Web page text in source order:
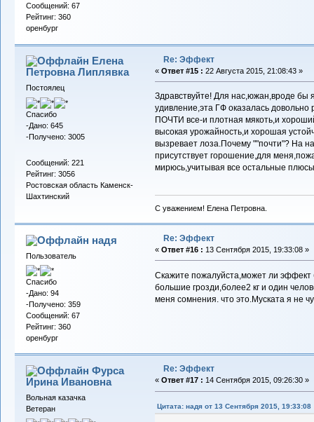
Сообщений: 67
Рейтинг: 360
оренбург
Елена
Петровна Липлявка
Постоялец
Спасибо
-Дано: 645
-Получено: 3005
Сообщений: 221
Рейтинг: 3056
Ростовская область Каменск-
Шахтинский
Re: Эффект
« Ответ #15 : 22 Августа 2015, 21:08:43 »
Здравствуйте! Для нас,южан,вроде
удивление,эта ГФ оказалась
ПОЧТИ все-и плотная мякоть,и
высокая урожайность,и хорошая
вызревает лоза.Почему ""почти"? На
присутствует горошение,для
мирюсь,учитывая все остальные
С уважением! Елена Петровна.
надя
Пользователь
Спасибо
-Дано: 94
-Получено: 359
Сообщений: 67
Рейтинг: 360
оренбург
Re: Эффект
« Ответ #16 : 13 Сентября 2015, 19:33:08 »
Скажите пожалуйста,может ли эффект
большие грозди,более2 кг и один
меня сомнения. что это.Муската я не
Фурса
Ирина Ивановна
Вольная казачка
Ветеран
Re: Эффект
« Ответ #17 : 14 Сентября 2015, 09:26:30 »
Цитата: надя от 13 Сентября 2015, 19:33:08